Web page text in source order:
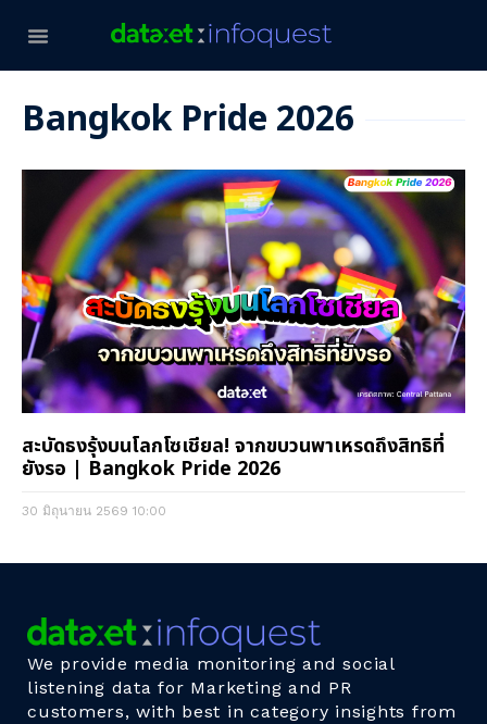
Bangkok Pride 2026
สะบัดธงรุ้งบนโลกโซเชียล! จากขบวนพาเหรดถึงสิทธิที่
ยังรอ | Bangkok Pride 2026
30 มิถุนายน 2569 10:00
We provide media monitoring and social
listening data for Marketing and PR
customers, with best in category insights from